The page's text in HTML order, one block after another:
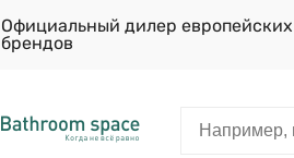
Официальный дилер европейских
брендов